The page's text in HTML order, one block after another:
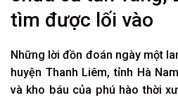
tìm được lối vào
Những lời đồn đoán ngày một
huyện Thanh Liêm, tỉnh Hà
và kho báu của phú hào thời